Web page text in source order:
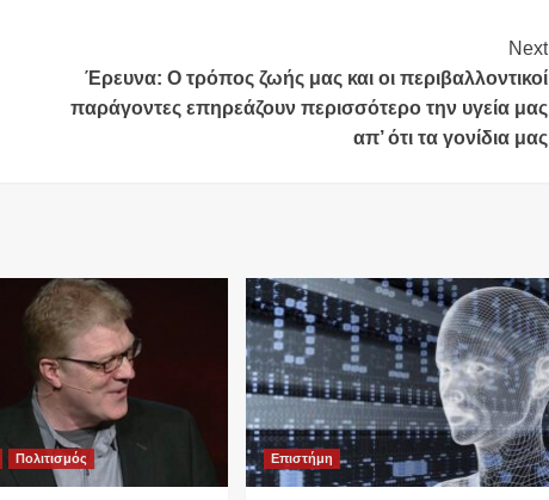
Next
Έρευνα: Ο τρόπος ζωής μας και οι περιβαλλοντικοί
παράγοντες επηρεάζουν περισσότερο την υγεία μας
απ’ ότι τα γονίδια μας
Πολιτισμός Επιστήμη